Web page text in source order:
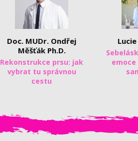
Doc. MUDr. Ondřej
Měšťák Ph.D.
Rekonstrukce prsu: jak
vybrat tu správnou
cestu